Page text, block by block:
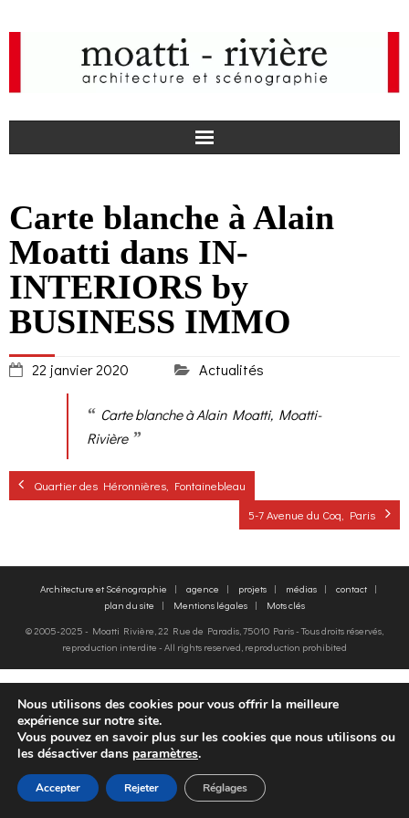
a
c
e
b
k
I
n
s
t
r
m
actualités
agence
projets
FR
Carte blanche à Alain
Moatti dans IN-
INTERIORS by
BUSINESS IMMO
22 janvier 2020 Actualités
Carte blanche à Alain Moatti, Moatti-
Rivière
Quartier des Héronnières, Fontainebleau
5-7 Avenue du Coq, Paris
Architecture et Scénographie agence projets médias
contact
plan du site
Mentions légales
Mots clés
© 2005-2025 - Moatti Rivière, 22 Rue de Paradis, 75010 Paris - Tous droits réservés,
reproduction interdite - All rights reserved, reproduction prohibited
Nous utilisons des cookies pour vous offrir la meilleure
expérience sur notre site.
Vous pouvez en savoir plus sur les cookies que nous utilisons ou
les désactiver dans paramètres.
Accepter Rejeter Réglages
FR EN